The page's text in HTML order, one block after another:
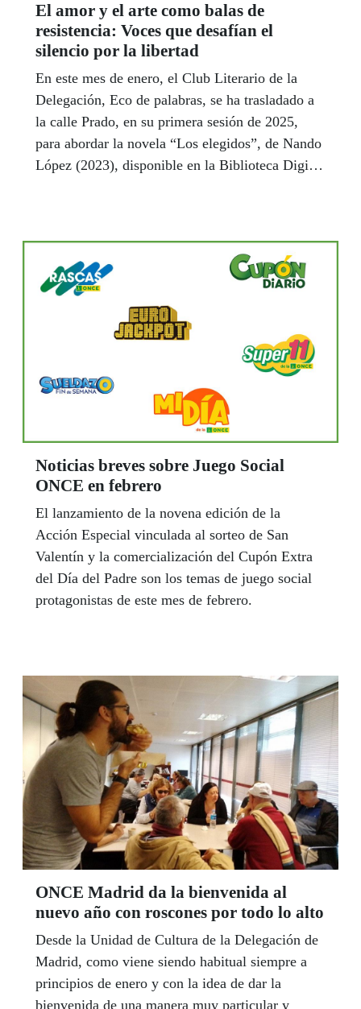
El amor y el arte como balas de
resistencia: Voces que desafían el
silencio por la libertad
En este mes de enero, el Club Literario de la
Delegación, Eco de palabras, se ha trasladado a
la calle Prado, en su primera sesión de 2025,
para abordar la novela “Los elegidos”, de Nando
López (2023), disponible en la Biblioteca Digital
Noticias breves sobre Juego Social
ONCE en febrero
El lanzamiento de la novena edición de la
Acción Especial vinculada al sorteo de San
Valentín y la comercialización del Cupón Extra
del Día del Padre son los temas de juego social
protagonistas de este mes de febrero.
ONCE Madrid da la bienvenida al
nuevo año con roscones por todo lo alto
Desde la Unidad de Cultura de la Delegación de
Madrid, como viene siendo habitual siempre a
principios de enero y con la idea de dar la
bienvenida de una manera muy particular y